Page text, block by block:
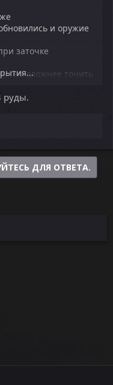
и оружие
заточке
тем сложнее точить
нужно
"получше"
руды.
ДЛЯ ОТВЕТА.